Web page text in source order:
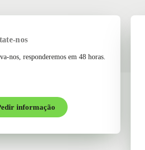
nos
nos, responderemos em 48 horas.
informação